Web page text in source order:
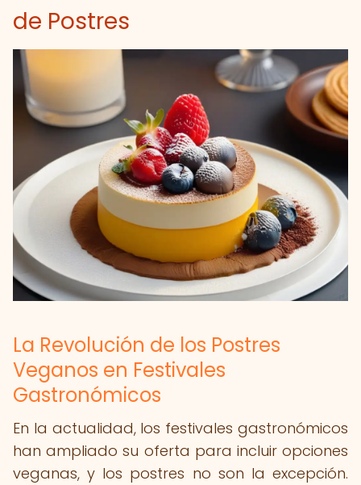
de Postres
La Revolución de los Postres
Veganos en Festivales
Gastronómicos
En la actualidad, los festivales gastronómicos
han ampliado su oferta para incluir opciones
veganas, y los postres no son la excepción.